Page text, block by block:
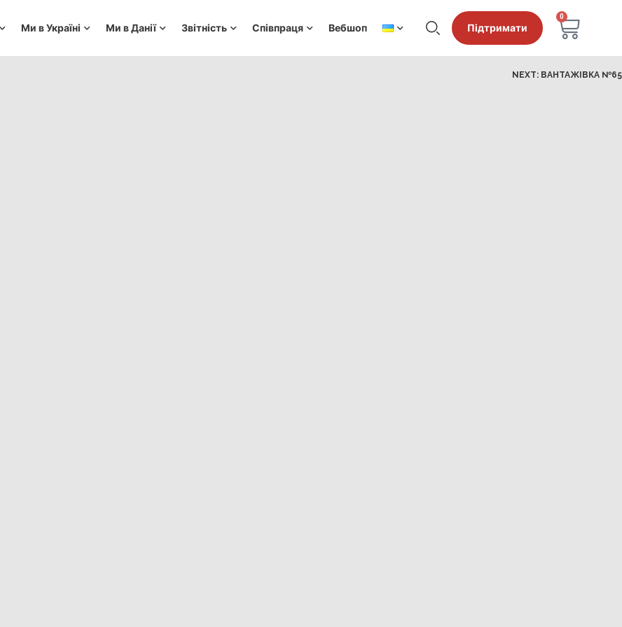
Ми в Україні Ми в Данії Звітність Співпраця Вебшоп Підтримати
0
NEXT: ВАНТАЖІВКА №65